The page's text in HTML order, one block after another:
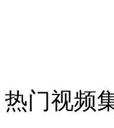
走！跟着总书记去植
热门视频